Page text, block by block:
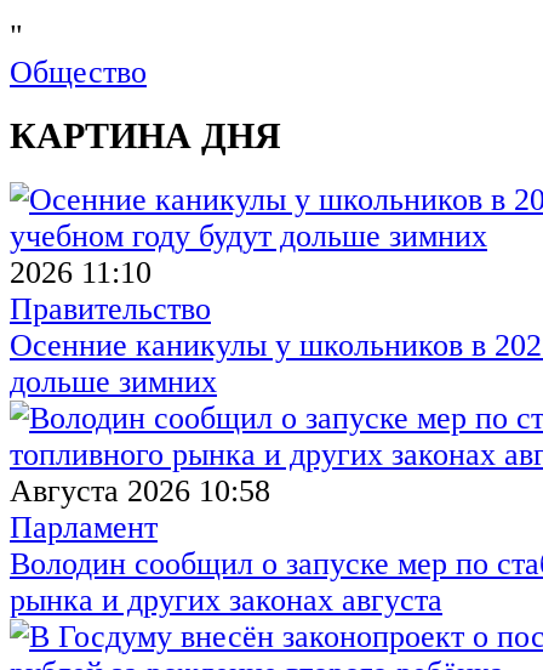
"
Общество
КАРТИНА ДНЯ
2026 11:10
Правительство
Осенние каникулы у школьников в
дольше зимних
Августа 2026 10:58
Парламент
Володин сообщил о запуске мер по
рынка и других законах августа